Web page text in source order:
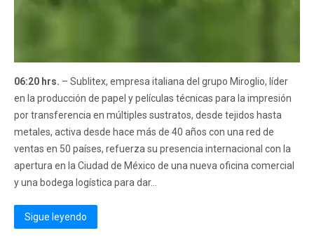
06:20 hrs. – Sublitex, empresa italiana del grupo Miroglio, líder
en la producción de papel y películas técnicas para la impresión
por transferencia en múltiples sustratos, desde tejidos hasta
metales, activa desde hace más de 40 años con una red de
ventas en 50 países, refuerza su presencia internacional con la
apertura en la Ciudad de México de una nueva oficina comercial
y una bodega logística para dar...
Sigue leyendo